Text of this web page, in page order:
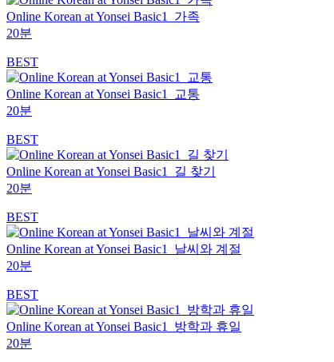
Online Korean at Yonsei Basic1_가족
20분
BEST
Online Korean at Yonsei Basic1_교통
20분
BEST
Online Korean at Yonsei Basic1_길 찾기
20분
BEST
Online Korean at Yonsei Basic1_날씨와 계절
20분
BEST
Online Korean at Yonsei Basic1_방학과 휴일
20분